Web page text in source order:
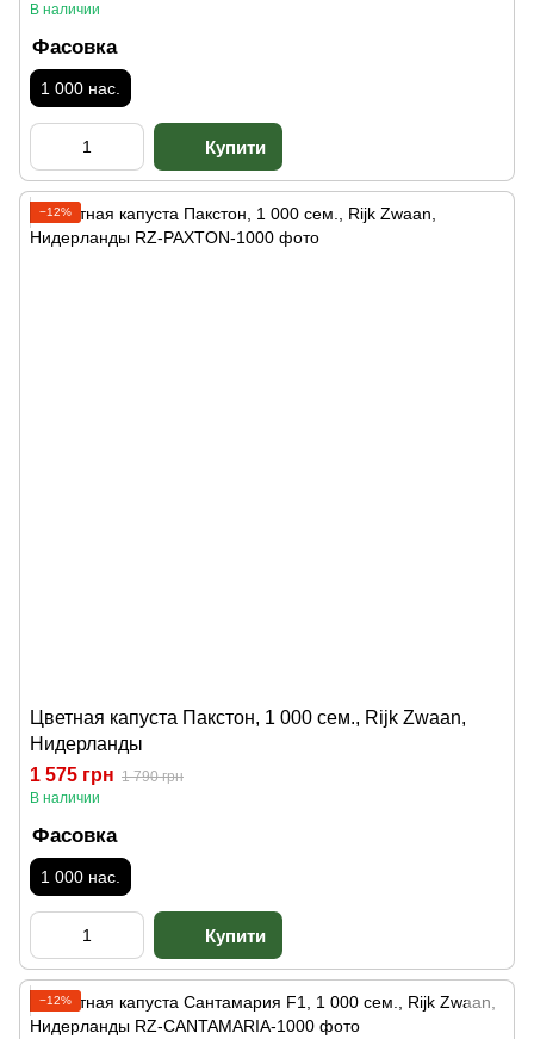
В наличии
Фасовка
1 000 нас.
−12%
Цветная капуста Пакстон, 1 000 сем., Rijk Zwaan,
Нидерланды
1 575 грн 1 790 грн
В наличии
Фасовка
1 000 нас.
−12%